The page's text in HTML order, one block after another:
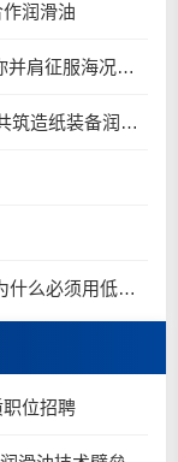
润滑油
更长换油周期 | 统一船舶海运润滑方案与你并肩征服海况运维考验
强强联手｜马石油润滑油携手上海轻良，共筑造纸装备润滑新生态
Low-SAPS低灰分是什么？国六GPF车辆为什么必须用低灰油
位招聘